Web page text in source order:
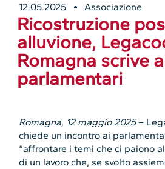
12.05.2025 Associazione
Ricostruzione
alluvione,
Romagna scrive
parlamentari
Romagna, 12 maggio 2025–
chiede un incontro ai
“affrontare i temi che ci paiono
di un lavoro che, se svolto